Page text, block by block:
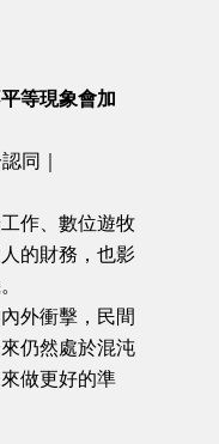
等現象會加
同｜
作、數位遊牧
的財務，也影
外衝擊，民間
仍然處於混沌
做更好的準